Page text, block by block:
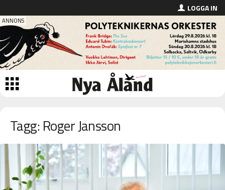
LOGGA IN
Tagg: Roger Jansson